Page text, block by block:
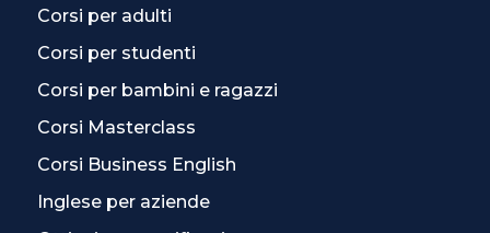
Corsi per adulti
Corsi per studenti
Corsi per bambini e ragazzi
Corsi Masterclass
Corsi Business English
Inglese per aziende